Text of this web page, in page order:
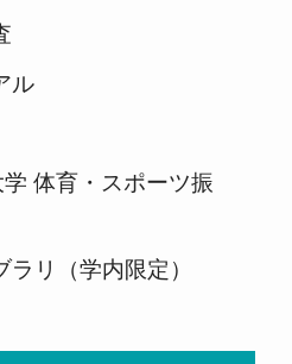
ル
体育・スポーツ振
リ（学内限定）